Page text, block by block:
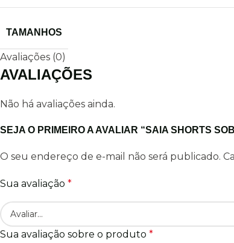
TAMANHOS
Avaliações (0)
AVALIAÇÕES
Não há avaliações ainda.
SEJA O PRIMEIRO A AVALIAR “SAIA SHORTS
O seu endereço de e-mail não será publicado.
Sua avaliação *
Sua avaliação sobre o produto *